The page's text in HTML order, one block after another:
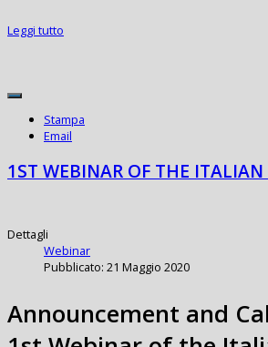
Leggi tutto
Stampa
Email
1ST WEBINAR OF THE
Dettagli
Webinar
Pubblicato: 21 Maggio 2020
Announcement and